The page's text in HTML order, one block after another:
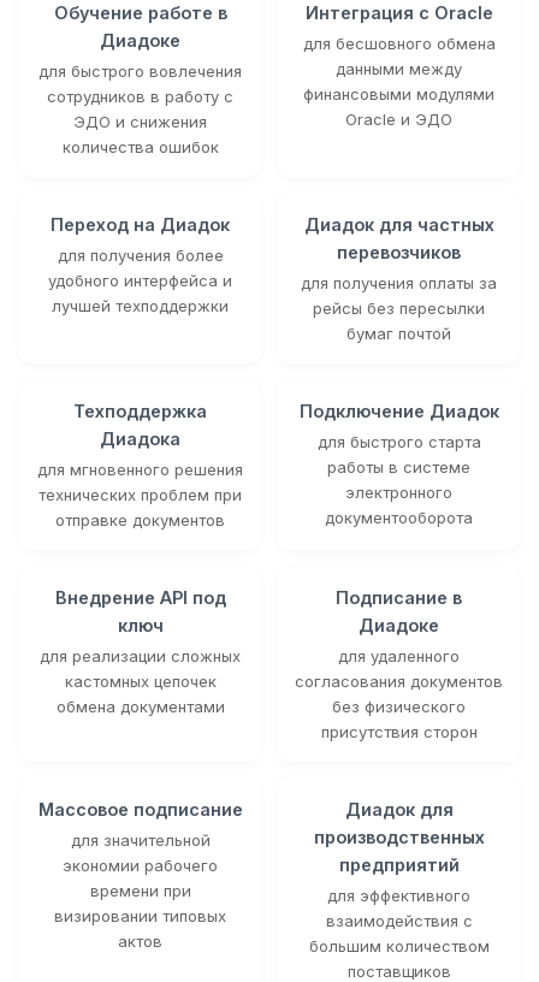
Обучение работе в
Диадоке
для быстрого вовлечения
сотрудников в работу с
ЭДО и снижения
количества ошибок
Интеграция с Oracle
для бесшовного обмена
данными между
финансовыми модулями
Oracle и ЭДО
Переход на Диадок
для получения более
удобного интерфейса и
лучшей техподдержки
Диадок для частных
перевозчиков
для получения оплаты за
рейсы без пересылки
бумаг почтой
Техподдержка
Диадока
для мгновенного решения
технических проблем при
отправке документов
Подключение Диадок
для быстрого старта
работы в системе
электронного
документооборота
Внедрение API под
ключ
для реализации сложных
кастомных цепочек
обмена документами
Подписание в
Диадоке
для удаленного
согласования документов
без физического
присутствия сторон
Массовое подписание
для значительной
экономии рабочего
времени при
визировании типовых
актов
Диадок для
производственных
предприятий
для эффективного
взаимодействия с
большим количеством
поставщиков